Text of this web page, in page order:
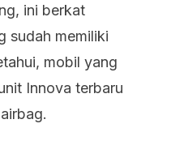
ini berkat
sudah memiliki
mobil yang
Innova terbaru